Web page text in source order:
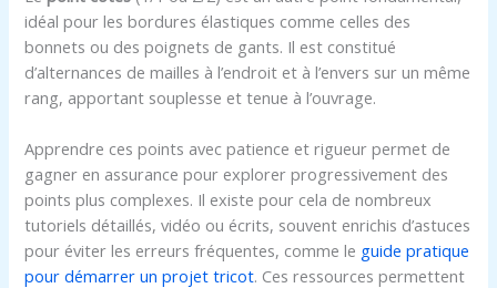
idéal pour les bordures élastiques comme celles des
bonnets ou des poignets de gants. Il est constitué
d’alternances de mailles à l’endroit et à l’envers sur un même
rang, apportant souplesse et tenue à l’ouvrage.
Apprendre ces points avec patience et rigueur permet de
gagner en assurance pour explorer progressivement des
points plus complexes. Il existe pour cela de nombreux
tutoriels détaillés, vidéo ou écrits, souvent enrichis d’astuces
pour éviter les erreurs fréquentes, comme le guide pratique
pour démarrer un projet tricot. Ces ressources permettent